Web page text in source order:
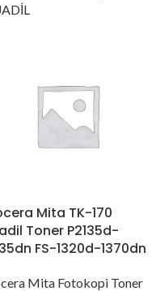
Mita TK-170
Toner P2135d-
FS-1320d-1370dn
Mita Fotokopi Toner